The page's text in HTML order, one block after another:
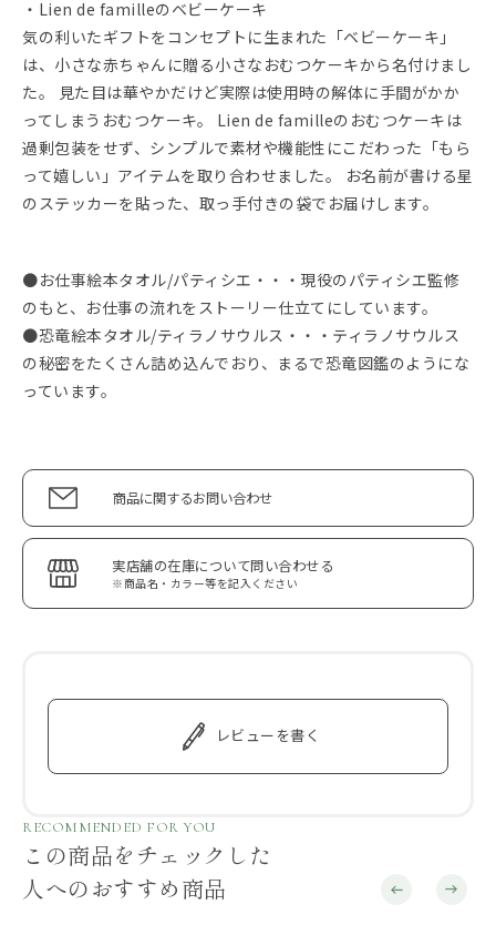
・Lien de familleのベビーケーキ
気の利いたギフトをコンセプトに生まれた「ベビーケーキ」
は、小さな赤ちゃんに贈る小さなおむつケーキから名付けまし
た。 見た目は華やかだけど実際は使用時の解体に手間がかか
ってしまうおむつケーキ。 Lien de familleのおむつケーキは
過剰包装をせず、シンプルで素材や機能性にこだわった「もら
って嬉しい」アイテムを取り合わせました。 お名前が書ける星
のステッカーを貼った、取っ手付きの袋でお届けします。
●お仕事絵本タオル/パティシエ・・・現役のパティシエ監修
のもと、お仕事の流れをストーリー仕立てにしています。
●恐竜絵本タオル/ティラノサウルス・・・ティラノサウルス
の秘密をたくさん詰め込んでおり、まるで恐竜図鑑のようにな
っています。
商品に関するお問い合わせ
実店舗の在庫について問い合わせる
※商品名・カラー等を記入ください
レビューを書く
RECOMMENDED FOR YOU
この商品をチェックした
人へのおすすめ商品